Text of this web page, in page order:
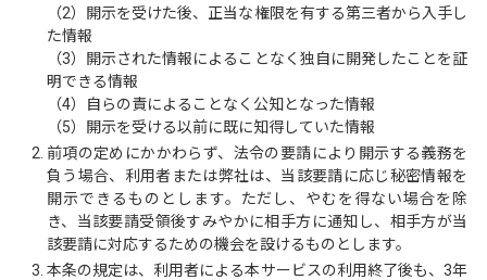
（2）開示を受けた後、正当な権限を有する第三者から入手し
た情報
（3）開示された情報によることなく独自に開発したことを証
明できる情報
（4）自らの責によることなく公知となった情報
（5）開示を受ける以前に既に知得していた情報
前項の定めにかかわらず、法令の要請により開示する義務を
負う場合、利用者または弊社は、当該要請に応じ秘密情報を
開示できるものとします。ただし、やむを得ない場合を除
き、当該要請受領後すみやかに相手方に通知し、相手方が当
該要請に対応するための機会を設けるものとします。
本条の規定は、利用者による本サービスの利用終了後も、3年